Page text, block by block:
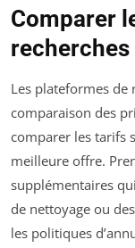
Comparer
recherches
Les plateformes de
comparaison des
comparer les tarifs
meilleure offre.
supplémentaires
de nettoyage ou
les politiques